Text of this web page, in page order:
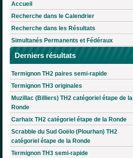
Accueil
Recherche dans le Calendrier
Recherche dans les Résultats
Simultanés Permanents et Fédéraux
Derniers résultats
Termignon TH2 paires semi-rapide
Termignon TH3 originales
Muzillac (Billiers) TH2 catégoriel étape de la
Ronde
Carhaix TH2 catégoriel étape de la Ronde
Scrabble du Sud Goëlo (Plourhan) TH2
catégoriel étape de la Ronde
Termignon TH3 semi-rapide